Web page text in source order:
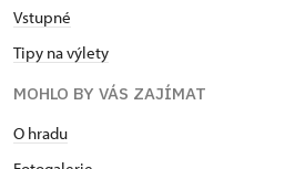
Vstupné
Tipy na výlety
MOHLO BY VÁS ZAJÍMAT
O hradu